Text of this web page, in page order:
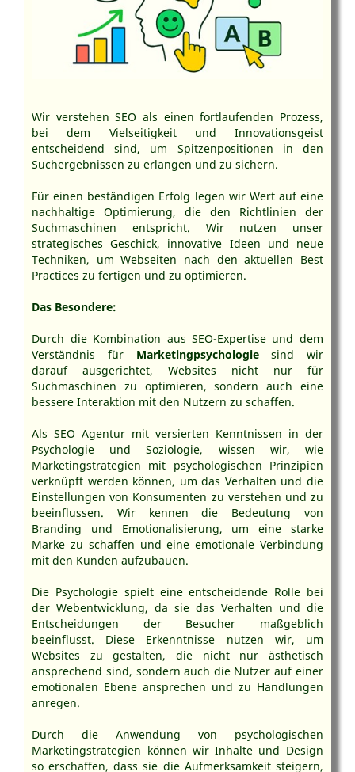
Wir verstehen SEO als einen fortlaufenden Prozess,
bei dem Vielseitigkeit und Innovationsgeist
entscheidend sind, um Spitzenpositionen in den
Suchergebnissen zu erlangen und zu sichern.
Für einen beständigen Erfolg legen wir Wert auf eine
nachhaltige Optimierung, die den Richtlinien der
Suchmaschinen entspricht. Wir nutzen unser
strategisches Geschick, innovative Ideen und neue
Techniken, um Webseiten nach den aktuellen Best
Practices zu fertigen und zu optimieren.
Das Besondere:
Durch die Kombination aus SEO-Expertise und dem
Verständnis für Marketingpsychologiesind wir
darauf ausgerichtet, Websites nicht nur für
Suchmaschinen zu optimieren, sondern auch eine
bessere Interaktion mit den Nutzern zu schaffen.
Als SEO Agentur mit versierten Kenntnissen in der
Psychologie und Soziologie, wissen wir, wie
Marketingstrategien mit psychologischen Prinzipien
verknüpft werden können, um das Verhalten und die
Einstellungen von Konsumenten zu verstehen und zu
beeinflussen. Wir kennen die Bedeutung von
Branding und Emotionalisierung, um eine starke
Marke zu schaffen und eine emotionale Verbindung
mit den Kunden aufzubauen.
Die Psychologie spielt eine entscheidende Rolle bei
der Webentwicklung, da sie das Verhalten und die
Entscheidungen der Besucher maßgeblich
beeinflusst. Diese Erkenntnisse nutzen wir, um
Websites zu gestalten, die nicht nur ästhetisch
ansprechend sind, sondern auch die Nutzer auf einer
emotionalen Ebene ansprechen und zu Handlungen
anregen.
Durch die Anwendung von psychologischen
Marketingstrategien können wir Inhalte und Design
so erschaffen, dass sie die Aufmerksamkeit steigern,